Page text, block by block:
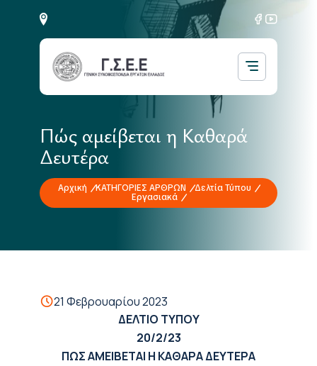
Πώς αμείβεται η Καθαρά
Δευτέρα
Αρχική ΚΑΤΗΓΟΡΙΕΣ ΑΡΘΡΩΝ
Δελτία Τύπου
Εργασιακά
21 Φεβρουαρίου 2023
ΔΕΛΤΙΟ ΤΥΠΟΥ
20/2/23
ΠΩΣ ΑΜΕΙΒΕΤΑΙ Η ΚΑΘΑΡΑ ΔΕΥΤΕΡΑ